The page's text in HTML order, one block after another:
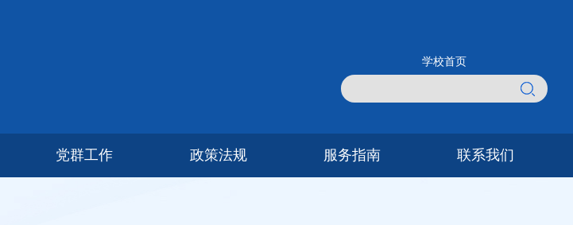
学校首页
党群工作 政策法规 服务指南 联系我们